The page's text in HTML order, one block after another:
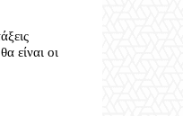
είναι οι